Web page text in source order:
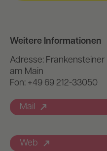
Weitere Informationen
Adresse: Frankensteiner
am Main
Fon: +49 69 212-33050
Mail
Web